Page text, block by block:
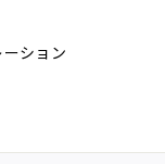
ション